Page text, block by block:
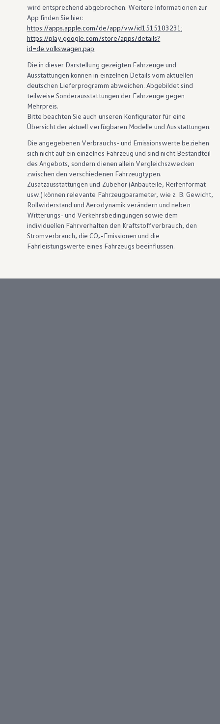
wird entsprechend abgebrochen. Weitere Informationen zur
App finden Sie hier:
https://apps.apple.com/de/app/vw/id1515103231 ;
https://play.google.com/store/apps/details?
id=de.volkswagen.pap
Die in dieser Darstellung gezeigten Fahrzeuge und
Ausstattungen können in einzelnen Details vom aktuellen
deutschen Lieferprogramm abweichen. Abgebildet sind
teilweise Sonderausstattungen der Fahrzeuge gegen
Mehrpreis.
Bitte beachten Sie auch unseren Konfigurator für eine
Übersicht der aktuell verfügbaren Modelle und Ausstattungen.
Die angegebenen Verbrauchs- und Emissionswerte beziehen
sich nicht auf ein einzelnes Fahrzeug und sind nicht Bestandteil
des Angebots, sondern dienen allein Vergleichszwecken
zwischen den verschiedenen Fahrzeugtypen.
Zusatzausstattungen und Zubehör(Anbauteile, Reifenformat
usw.) können relevante Fahrzeugparameter, wie z. B. Gewicht,
Rollwiderstand und Aerodynamik verändern und neben
Witterungs- und Verkehrsbedingungen sowie dem
individuellen Fahrverhalten den Kraftstoffverbrauch, den
Stromverbrauch, die CO₂-Emissionen und die
Fahrleistungswerte eines Fahrzeugs beeinflussen.